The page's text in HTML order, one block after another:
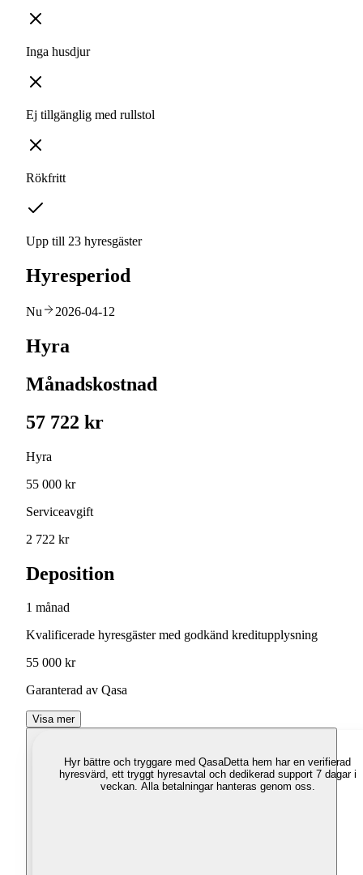
Inga husdjur
Ej tillgänglig med rullstol
Rökfritt
Upp till 23 hyresgäster
Hyresperiod
Nu 2026-04-12
Hyra
Månadskostnad
57 722 kr
Hyra
55 000 kr
Serviceavgift
2 722 kr
Deposition
1 månad
Kvalificerade hyresgäster med godkänd kreditupplysning
55 000 kr
Garanterad av Qasa
Visa mer
Hyr bättre och tryggare med QasaDetta hem har en verifierad
hyresvärd, ett tryggt hyresavtal och dedikerad support 7 dagar i
veckan. Alla betalningar hanteras genom oss.